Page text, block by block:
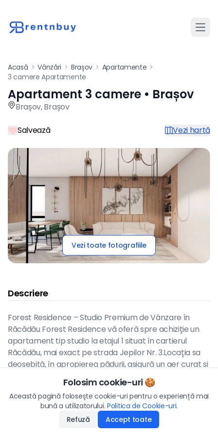
Acasă > Vânzări > Brașov > Apartamente >
3 camere Apartamente
Apartament de vânzare cu
Apartament 3 camere • Brașov
Brașov,Brașov
Salvează Vezi hartă
Vezi toate fotografiile
Descriere
Forest Residence – Studio Premium de Vânzare în
Răcădău Forest Residence vă oferă spre achiziție un
apartament tip studio la etajul 1 situat în cartierul
Răcădău, mai exact pe strada Jepilor Nr. 3.Locația sa
deosebită, în apropierea pădurii, asigură un aer curat și
o atmosferă liniștită, ideală pentru cei care își doresc
un stil de viață sănătos, în armonie cu natura, dar și
aproape de facilități urbane. Construcție nouă,
premium, cu finisaje de înaltă calitate și dotări
moderne. Suprafață generoasă de aproximativ 42.5
Preț
94.000€
07.04.2026
Aplică
Folosim cookie-uri 🍪
Această pagină folosește cookie-uri pentru o experiență mai
bună a utilizatorului. Politica de Cookie-uri.
Refuză
Accept toate